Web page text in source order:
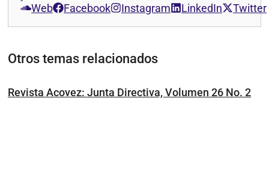
Web Facebook Instagram LinkedIn Twitter
Otros temas relacionados
Revista Acovez: Junta Directiva, Volumen 26 No. 2